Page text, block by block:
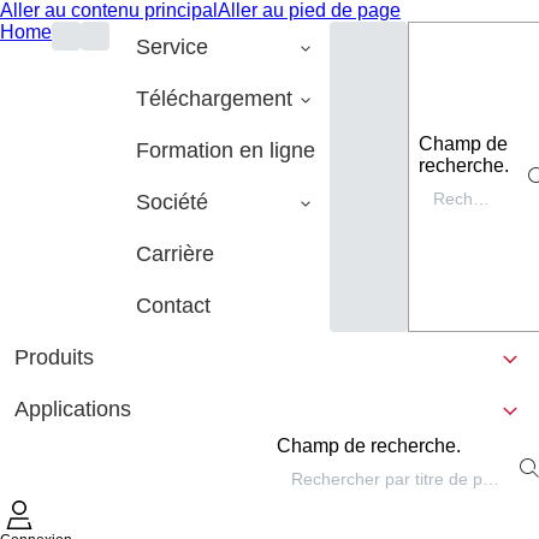
Aller au contenu principal Aller au pied de page
Home
Service
Téléchargement
Formation en ligne
Société
Carrière
Contact
Champ de
recherche.
Produits
Applications
Champ de recherche.